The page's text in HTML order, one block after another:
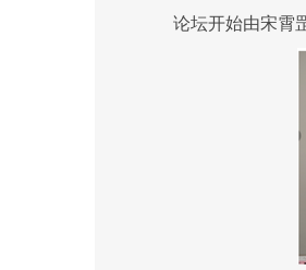
论坛开始由宋霄